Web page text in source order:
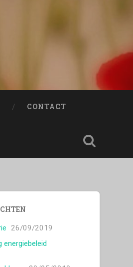
CONTACT
26/09/2019
energiebeleid